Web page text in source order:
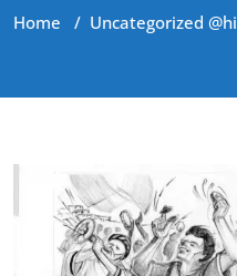
Home / Uncategorized @hi